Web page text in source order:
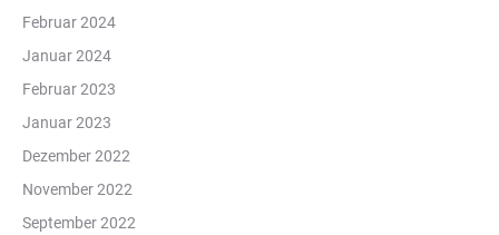
Februar 2024
Januar 2024
Februar 2023
Januar 2023
Dezember 2022
November 2022
September 2022